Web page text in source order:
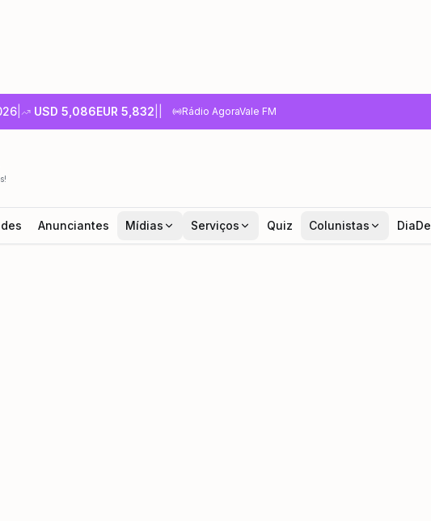
USD 5,086EUR 5,832 Rádio AgoraVale FM
Anunciantes Mídias Serviços Quiz Colunistas DiaDe